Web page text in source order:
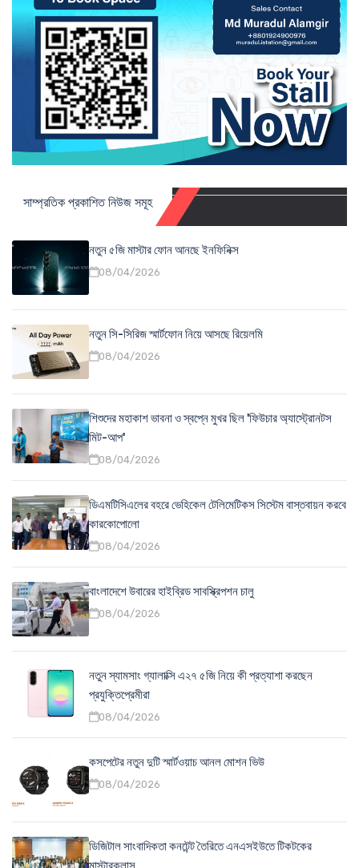
সাম্প্রতিক প্রকাশিত নিউজ সমূহ
নতুন ৫জি মাস্টার ফোন আনছে ইনফিনিক্স
08/04/2026
নতুন সি-সিরিজ স্মার্টফোন নিয়ে আসছে রিয়েলমি
08/04/2026
শিশুদের মহাকাশ ভাবনা ও স্বপ্নে মুখর ছিল 'ফিউচার অ্যাস্ট্রোনটস
মিট-আপ'
08/04/2026
ডিএমটিসিএলের বহরে ভেহিকেল টেলিমেটিকস সিস্টেম বাস্তবায়ন করবে
কারকোপোলো
08/04/2026
বাংলাদেশে উবারের হাইব্রিড সাবস্ক্রিপশন চালু
08/04/2026
নতুন স্যামসাং গ্যালাক্সি এ২৭ ৫জি নিয়ে কী প্রত্যাশা করছেন
প্রযুক্তিপ্রেমীরা
08/04/2026
কসপেটের নতুন দুটি স্মার্টওয়াচ আনল মোশন ভিউ
08/04/2026
ডিজিটাল সাংবাদিকতা কনটেন্ট তৈরিতে এনএসইউতে টিকটকের